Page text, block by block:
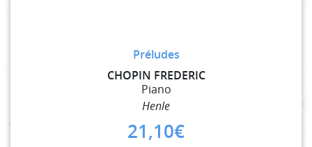
Préludes
CHOPIN FREDERIC
Piano
Henle
21,10€